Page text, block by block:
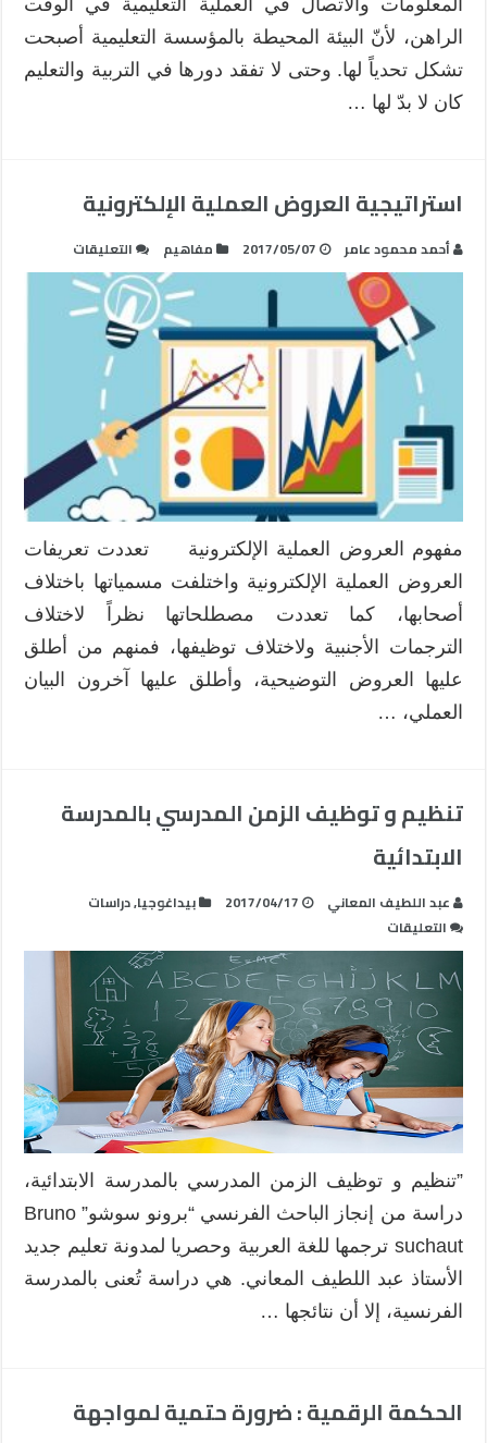
المعلومات والاتصال في العملية التعليمية في الوقت
الراهن، لأنّ البيئة المحيطة بالمؤسسة التعليمية أصبحت
تشكل تحدياً لها. وحتى لا تفقد دورها في التربية والتعليم
كان لا بدّ لها …
استراتيجية العروض العملية الإلكترونية
أحمد محمود عامر 2017/05/07 مفاهيم التعليقات
استراتيجية
العملية
مفهوم العروض العملية الإلكترونية تعددت تعريفات
العروض العملية الإلكترونية واختلفت مسمياتها باختلاف
أصحابها، كما تعددت مصطلحاتها نظراً لاختلاف
الترجمات الأجنبية ولاختلاف توظيفها، فمنهم من أطلق
عليها العروض التوضيحية، وأطلق عليها آخرون البيان
العملي، …
تنظيم و توظيف الزمن المدرسي بالمدرسة
الابتدائية
عبد اللطيف المعاني 2017/04/17 بيداغوجيا,دراسات
التعليقات
تنظيم
توظيف
الزمن
المدرسي
بالمدرسة
الابتدائية
مغلقة
”تنظيم و توظيف الزمن المدرسي بالمدرسة الابتدائية،
دراسة من إنجاز الباحث الفرنسي “برونو سوشو” Bruno
suchaut ترجمها للغة العربية وحصريا لمدونة تعليم جديد
الأستاذ عبد اللطيف المعاني. هي دراسة تُعنى بالمدرسة
الفرنسية، إلا أن نتائجها …
الحكمة الرقمية : ضرورة حتمية لمواجهة